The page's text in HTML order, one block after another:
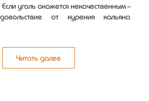
уголь окажется некачественным -
от курения кальяна
Читать далее